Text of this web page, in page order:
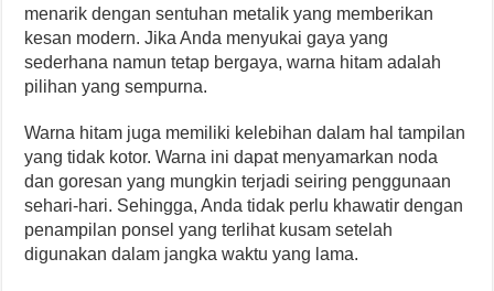
menarik dengan sentuhan metalik yang memberikan
kesan modern. Jika Anda menyukai gaya yang
sederhana namun tetap bergaya, warna hitam adalah
pilihan yang sempurna.
Warna hitam juga memiliki kelebihan dalam hal tampilan
yang tidak kotor. Warna ini dapat menyamarkan noda
dan goresan yang mungkin terjadi seiring penggunaan
sehari-hari. Sehingga, Anda tidak perlu khawatir dengan
penampilan ponsel yang terlihat kusam setelah
digunakan dalam jangka waktu yang lama.